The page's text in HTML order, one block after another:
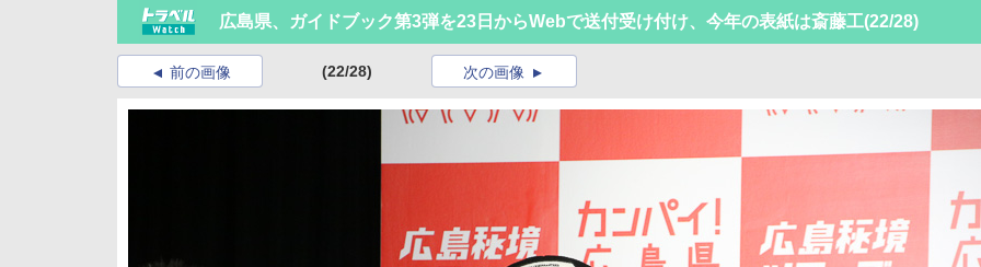
広島県、ガイドブック第3弾を23日からWebで送付受け付け、今年の表紙は斎藤工(22/28)
前の画像 (22/28) 次の画像